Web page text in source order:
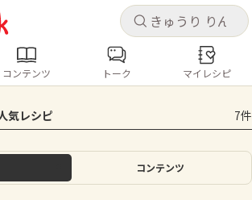
キャ
ログインするとレシピを保存できます
イン
キャ
シピ コンテンツ
レシピ
なす トマト とうもろこし
ピーマン
コンテンツ トーク マイレシピ
気レシピ 7件
コンテンツ